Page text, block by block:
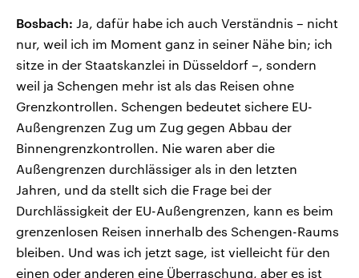
Bosbach: Ja, dafür habe ich auch Verständnis – nicht
nur, weil ich im Moment ganz in seiner Nähe bin; ich
sitze in der Staatskanzlei in Düsseldorf –, sondern
weil ja Schengen mehr ist als das Reisen ohne
Grenzkontrollen. Schengen bedeutet sichere EU-
Außengrenzen Zug um Zug gegen Abbau der
Binnengrenzkontrollen. Nie waren aber die
Außengrenzen durchlässiger als in den letzten
Jahren, und da stellt sich die Frage bei der
Durchlässigkeit der EU-Außengrenzen, kann es beim
grenzenlosen Reisen innerhalb des Schengen-Raums
bleiben. Und was ich jetzt sage, ist vielleicht für den
einen oder anderen eine Überraschung, aber es ist